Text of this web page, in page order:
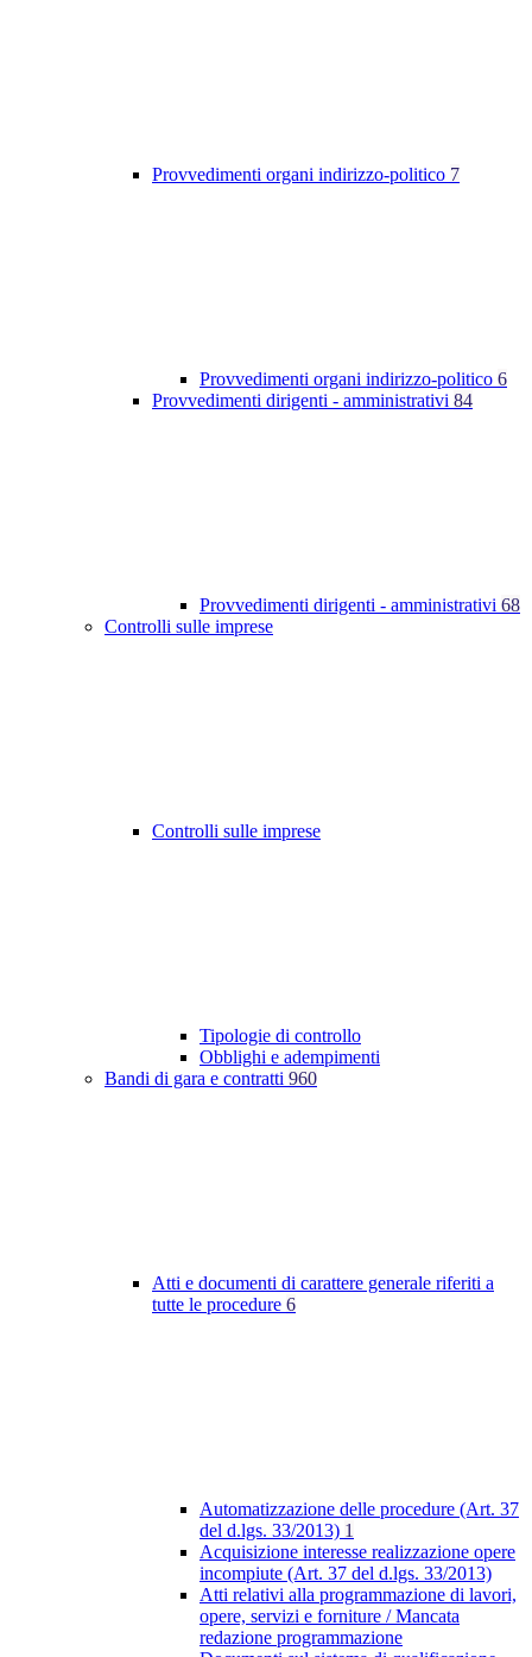
Provvedimenti organi indirizzo-politico 7
Provvedimenti organi indirizzo-politico 6
Provvedimenti dirigenti - amministrativi 84
Provvedimenti dirigenti - amministrativi 68
Controlli sulle imprese
Controlli sulle imprese
Tipologie di controllo
Obblighi e adempimenti
Bandi di gara e contratti 960
Atti e documenti di carattere generale riferiti a
tutte le procedure 6
Automatizzazione delle procedure (Art. 37
del d.lgs. 33/2013) 1
Acquisizione interesse realizzazione opere
incompiute (Art. 37 del d.lgs. 33/2013)
Atti relativi alla programmazione di lavori,
opere, servizi e forniture / Mancata
redazione programmazione